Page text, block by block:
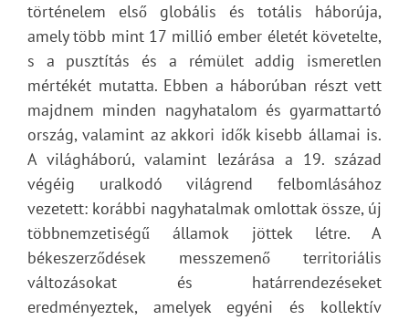
történelem első globális és totális háborúja,
amely több mint 17 millió ember életét követelte,
s a pusztítás és a rémület addig ismeretlen
mértékét mutatta. Ebben a háborúban részt vett
majdnem minden nagyhatalom és gyarmattartó
ország, valamint az akkori idők kisebb államai is.
A világháború, valamint lezárása a 19. század
végéig uralkodó világrend felbomlásához
vezetett: korábbi nagyhatalmak omlottak össze, új
többnemzetiségű államok jöttek létre. A
békeszerződések messzemenő territoriális
változásokat és határrendezéseket
eredményeztek, amelyek egyéni és kollektív